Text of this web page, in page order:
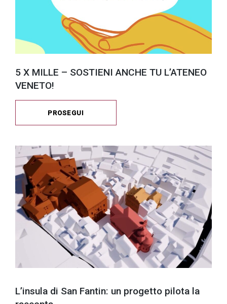
5 X MILLE – SOSTIENI ANCHE TU L’ATENEO
VENETO!
PROSEGUI
L’insula di San Fantin: un progetto pilota la